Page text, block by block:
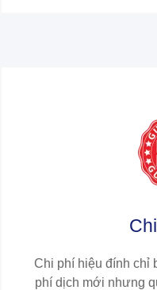
Chi phí hiệu đính chỉ
phí dịch mới nhưng